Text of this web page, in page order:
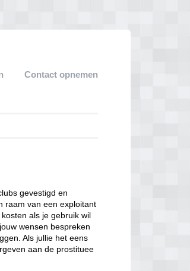
Contact opnemen
gevestigd en
raam van een exploitant
als je gebruik wil
wensen bespreken
Als jullie het eens
aan de prostituee